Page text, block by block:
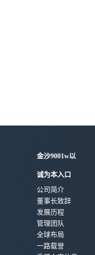
金沙9001w以
诚为本入口
公司简介
董事长致辞
发展历程
管理团队
全球布局
一路载誉